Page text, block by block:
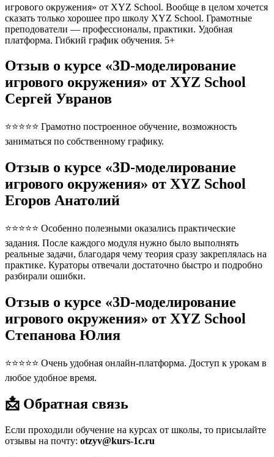
игрового окружения» от XYZ School. Вообще в целом хочется
сказать только хорошее про школу XYZ School. Грамотные
преподователи — профессионалы, практики. Удобная
платформа. Гибкий график обучения. 5+
Отзыв о курсе «3D-моделирование
игрового окружения» от XYZ School
Сергей Увранов
⭐⭐⭐⭐⭐ Грамотно построенное обучение, возможность
заниматься по собственному графику.
Отзыв о курсе «3D-моделирование
игрового окружения» от XYZ School
Егоров Анатолий
⭐⭐⭐⭐⭐ Особенно полезными оказались практические
задания. После каждого модуля нужно было выполнять
реальные задачи, благодаря чему теория сразу закреплялась на
практике. Кураторы отвечали достаточно быстро и подробно
разбирали ошибки.
Отзыв о курсе «3D-моделирование
игрового окружения» от XYZ School
Степанова Юлия
⭐⭐⭐⭐⭐ Очень удобная онлайн-платформа. Доступ к урокам в
любое удобное время.
📩 Обратная связь
Если проходили обучение на курсах от школы, то присылайте
отзывы на почту: otzyv@kurs-1c.ru